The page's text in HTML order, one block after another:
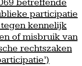
betreffende
participatie
kennelijk
of misbruik van
rechtszaken